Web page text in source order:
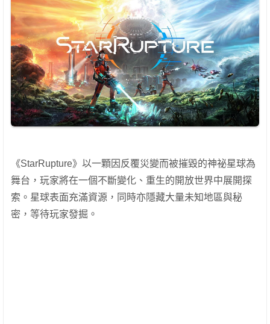
《StarRupture》以一顆因反覆災變而被摧毀的神祕星球為
舞台，玩家將在一個不斷變化、重生的開放世界中展開探
索。星球表面充滿資源，同時亦隱藏大量未知地區與秘
密，等待玩家發掘。